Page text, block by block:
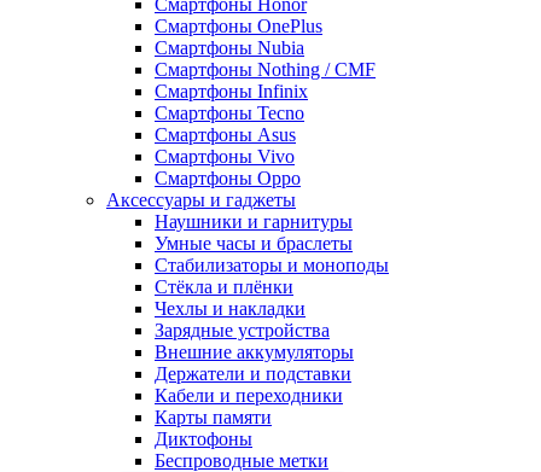
Смартфоны Honor
Смартфоны OnePlus
Смартфоны Nubia
Смартфоны Nothing / CMF
Смартфоны Infinix
Смартфоны Tecno
Смартфоны Asus
Смартфоны Vivo
Смартфоны Oppo
Аксессуары и гаджеты
Наушники и гарнитуры
Умные часы и браслеты
Стабилизаторы и моноподы
Стёкла и плёнки
Чехлы и накладки
Зарядные устройства
Внешние аккумуляторы
Держатели и подставки
Кабели и переходники
Карты памяти
Диктофоны
Беспроводные метки